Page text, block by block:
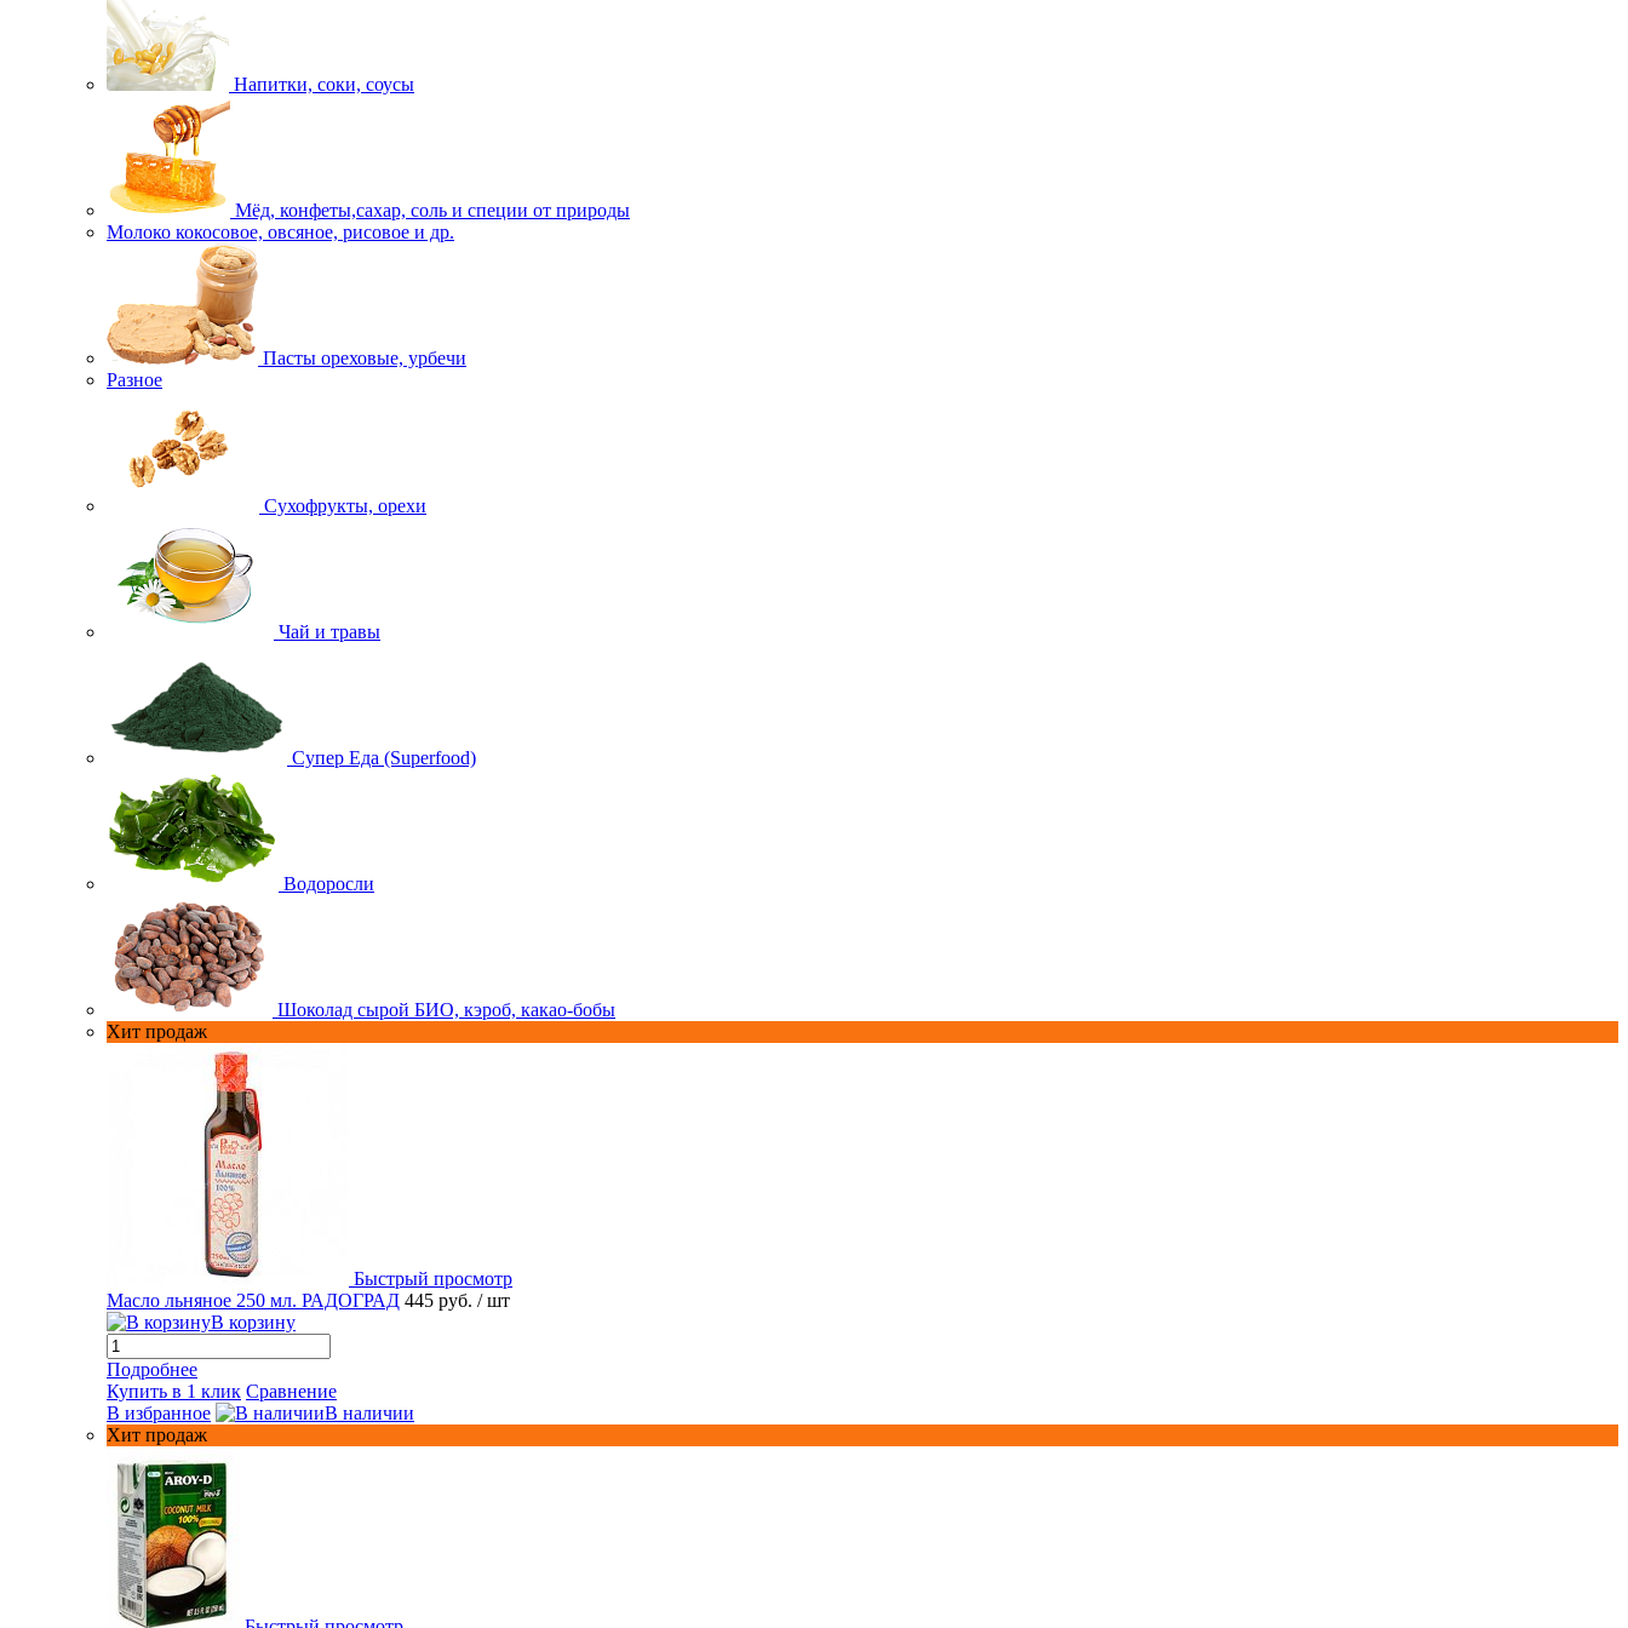
Напитки, соки, соусы
Мёд, конфеты,сахар, соль и специи от природы
Молоко кокосовое, овсяное, рисовое и др.
Пасты ореховые, урбечи
Разное
Сухофрукты, орехи
Чай и травы
Супер Еда (Superfood)
Водоросли
Шоколад сырой БИО, кэроб, какао-бобы
Хит продаж
Быстрый просмотр
Масло льняное 250 мл. РАДОГРАД 445 руб. / шт
В корзину
Подробнее
Купить в 1 клик Сравнение
В избранное
В наличии
Хит продаж